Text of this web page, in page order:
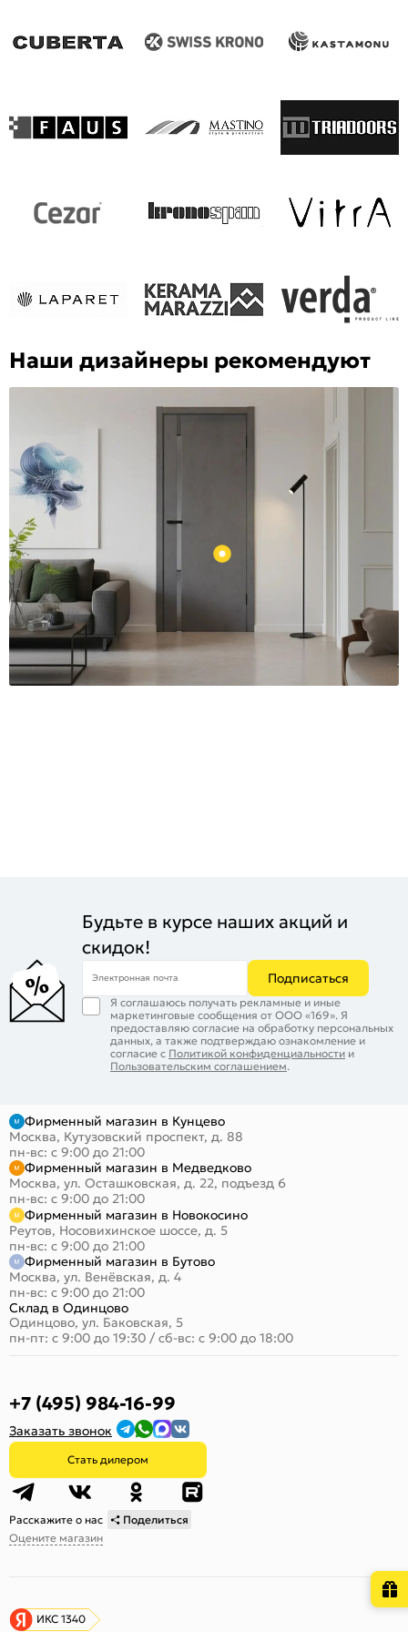
Наши дизайнеры рекомендуют
Будьте в курсе наших акций и
скидок!
Электронная почта Подписаться
Я соглашаюсь получать рекламные и иные
маркетинговые сообщения от ООО «169». Я
предоставляю согласие на обработку персональных
данных, а также подтверждаю ознакомление и
согласие с Политикой конфиденциальности и
Пользовательским соглашением.
Фирменный магазин в Кунцево
Москва, Кутузовский проспект, д. 88
пн-вс: с 9:00 до 21:00
Фирменный магазин в Медведково
Москва, ул. Осташковская, д. 22, подъезд 6
пн-вс: с 9:00 до 21:00
Фирменный магазин в Новокосино
Реутов, Носовихинское шоссе, д. 5
пн-вс: с 9:00 до 21:00
Фирменный магазин в Бутово
Москва, ул. Венёвская, д. 4
пн-вс: с 9:00 до 21:00
Склад в Одинцово
Одинцово, ул. Баковская, 5
пн-пт: с 9:00 до 19:30 / сб-вс: с 9:00 до 18:00
+7 (495) 984-16-99
Заказать звонок
Стать дилером
Расскажите о нас
Поделиться
Оцените магазин
ИКС 1340